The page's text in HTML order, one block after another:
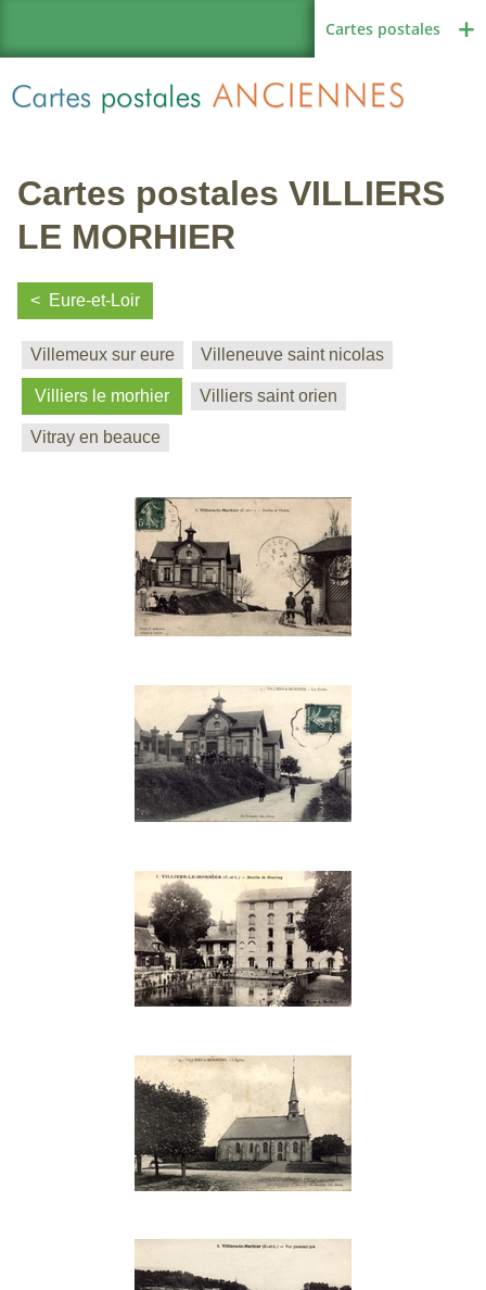
Cartes postales
Région de France
Cartes postales VILLIERS
LE MORHIER
Eure-et-Loir
Villemeux sur eure Villeneuve saint nicolas
Villiers le morhier Villiers saint orien
Vitray en beauce